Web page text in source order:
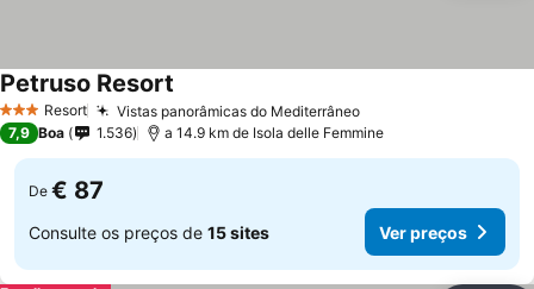
3 EstrelasResort Vistas panorâmicas do Mediterrâneo
Petruso Resort
7,9 Boa 1.536 a 14.9 km de Isola delle Femmine
De € 87
Consulte os preços de 15 sites Ver preços